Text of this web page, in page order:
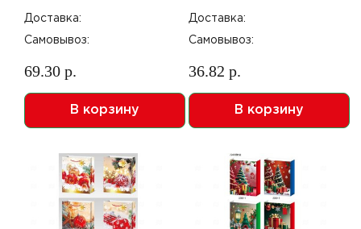
Доставка:
Самовывоз:
69.30 р.
В корзину
Доставка:
Самовывоз:
36.82 р.
В корзину